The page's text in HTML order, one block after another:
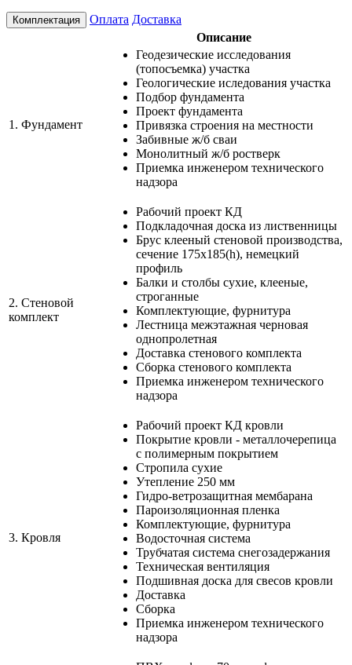
Комплектация Оплата Доставка
Описание
1. Фундамент
Геодезические исследования
(топосъемка) участка
Геологические иследования участка
Подбор фундамента
Проект фундамента
Привязка строения на местности
Забивные ж/б сваи
Монолитный ж/б ростверк
Приемка инженером технического
надзора
2. Стеновой
комплект
Рабочий проект КД
Подкладочная доска из лиственницы
Брус клееный стеновой производства,
сечение 175х185(h), немецкий
профиль
Балки и столбы сухие, клееные,
строганные
Комплектующие, фурнитура
Лестница межэтажная черновая
однопролетная
Доставка стенового комплекта
Сборка стенового комплекта
Приемка инженером технического
надзора
3. Кровля
Рабочий проект КД кровли
Покрытие кровли - металлочерепица
с полимерным покрытием
Стропила сухие
Утепление 250 мм
Гидро-ветрозащитная мембарана
Пароизоляционная пленка
Комплектующие, фурнитура
Водосточная система
Трубчатая система снегозадержания
Техническая вентиляция
Подшивная доска для свесов кровли
Доставка
Сборка
Приемка инженером технического
надзора